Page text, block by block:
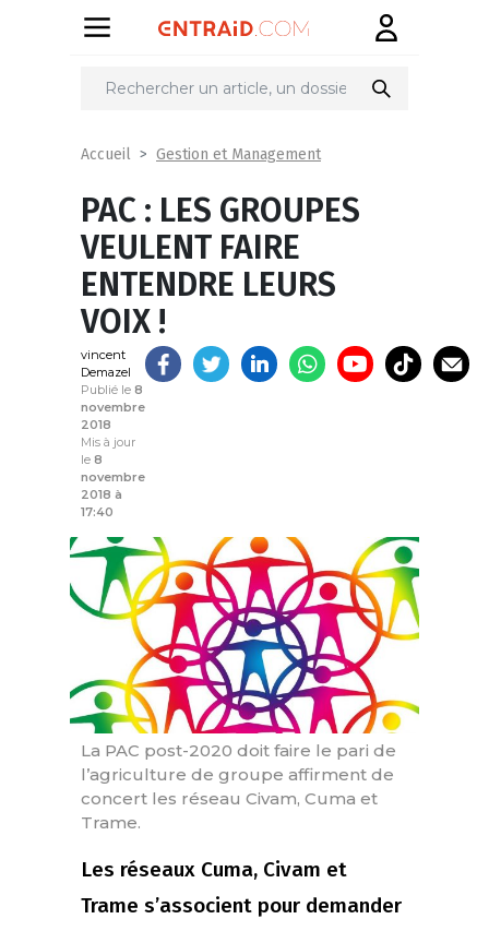
Partager
Accueil Gestion et Management
PAC : LES GROUPES
VEULENT FAIRE
ENTENDRE LEURS
VOIX !
vincent
Demazel
Publié le 8
novembre
2018
Mis à jour
le 8
novembre
2018 à
17:40
La PAC post-2020 doit faire le pari de
l’agriculture de groupe affirment de
concert les réseau Civam, Cuma et
Trame.
Les réseaux Cuma, Civam et
Trame s’associent pour demander